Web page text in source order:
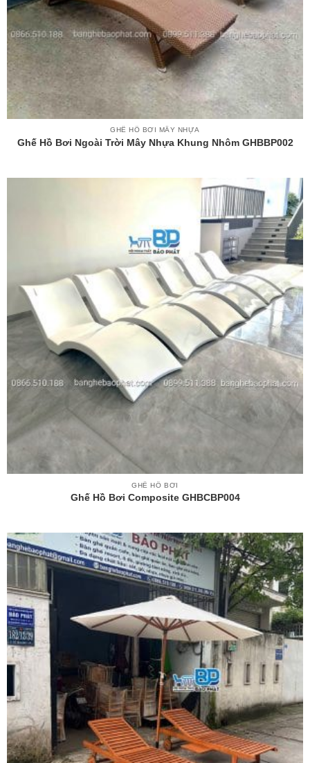
GHẾ HỒ BƠI MÂY NHỰA
Ghế Hồ Bơi Ngoài Trời Mây Nhựa Khung Nhôm GHBBP002
GHẾ HỒ BƠI
Ghế Hồ Bơi Composite GHBCBP004